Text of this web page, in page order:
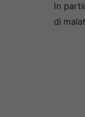
In
di